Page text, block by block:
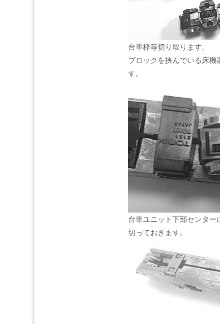
台車枠等切り取ります。
ブロックを挟んでいる床
す。
台車ユニット下部センタ
切っておきます。